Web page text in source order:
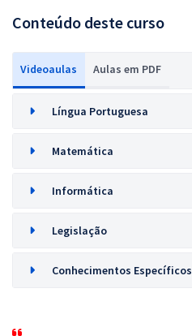
Conteúdo deste curso
Videoaulas Aulas em PDF
Língua Portuguesa
Matemática
Informática
Legislação
Conhecimentos Específicos